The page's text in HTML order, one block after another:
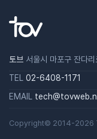
토브 서울시 마포구 잔다
TEL 02-6408-1171
EMAIL
Copyright© 2014-2026